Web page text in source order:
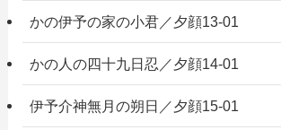
かの伊予の家の小君／夕顔13-01
かの人の四十九日忍／夕顔14-01
伊予介神無月の朔日／夕顔15-01